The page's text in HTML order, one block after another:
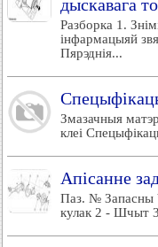
дыскавага
Разборка 1.
інфармацыяй
Пярэднія...
Змазачныя
клеі
Апісанне
Паз. № Запасны
кулак 2 - Шчыт